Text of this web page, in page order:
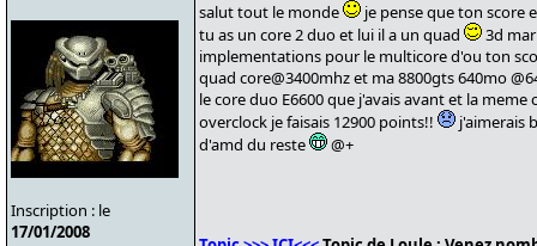
Inscription : le
17/01/2008
salut tout le monde
je pense que ton score
tu as un core 2 duo et lui il a un quad
3d
implementations pour le multicore d'ou ton
quad core@3400mhz et ma 8800gts 640mo
le core duo E6600 que j'avais avant et la
overclock je faisais 12900 points!!
j'aimerais
d'amd du reste
@+